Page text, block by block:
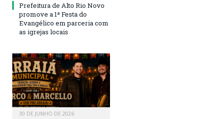
Prefeitura de Alto Rio Novo
promove a 1ª Festa do
Evangélico em parceria com
as igrejas locais
30 DE JUNHO DE 2026